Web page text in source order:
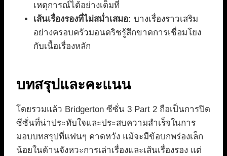
เหตุการณ์ได้อย่างเต็มที่
เส้นเรื่องรองที่ไม่สม่ำเสมอ: บางเรื่องราวเสริม
อย่างครอบครัวมอนดริชรู้สึกขาดการเชื่อมโยง
กับเนื้อเรื่องหลัก
บทสรุปและคะแนน
โดยรวมแล้ว Bridgerton ซีซั่น 3 Part 2 ถือเป็นการปิด
ซีซั่นที่น่าประทับใจและประสบความสำเร็จในการ
มอบบทสรุปที่แฟนๆ คาดหวัง แม้จะมีข้อบกพร่องเล็ก
น้อยในด้านจังหวะการเล่าเรื่องและเส้นเรื่องรอง แต่